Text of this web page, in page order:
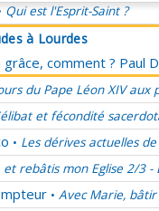
Qui est l'Esprit-Saint ?
à Lourdes
comment ? Paul
du Pape Léon XIV
et fécondité
• Les dérives actuelles
et rebâtis mon Eglise 2/3
• Avec Marie,